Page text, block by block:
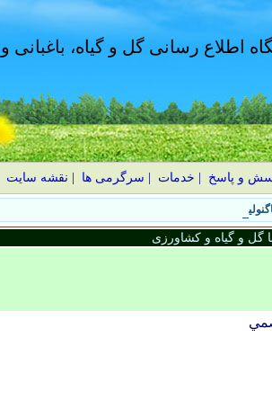
اطلاع رسانی گل و گیاه،
و پاسخ خدمات سرگرمی ها نقشه سایت
شکوفه‌های درشت در بهار
گل و گیاه و کشاورزی